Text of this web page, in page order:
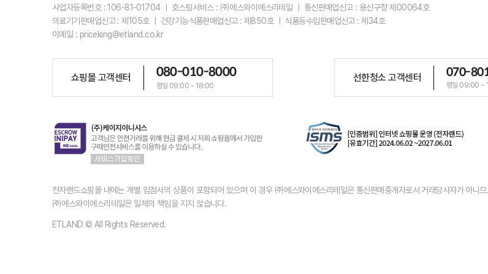
사업자등록번호 : 106-81-01704 ㅣ 호스팅서비스 : ㈜에스와이에스리테일 ㅣ 통신판매업신고 : 용산구청 제00064호
의료기기판매업신고 : 제105호 ㅣ 건강기능식품판매업신고 : 제850호 ㅣ 식품등수입판매업신고 : 제34호
이메일 : priceking@etland.co.kr
쇼핑몰 고객센터 080-010-8000
평일 09:00 ~ 18:00
선한청소 고객센터 070-
평일 09:00 ~
전자랜드쇼핑몰 내에는 개별 입점사의 상품이 포함되어 있으며 이 경우 ㈜에스와이에스리테일은 통신판매중개자로서 거래당사자가 아니
㈜에스와이에스리테일은 일체의 책임을 지지 않습니다.
ETLAND © All Rights Reserved.